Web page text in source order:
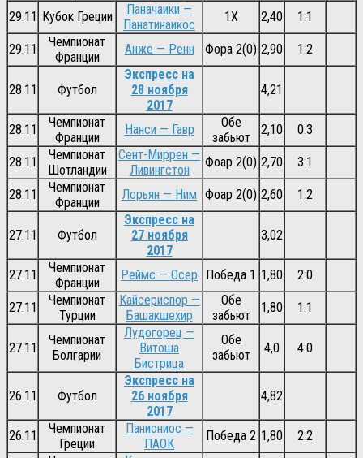
29.11 Кубок Греции
Паначаики —
Панатинаикос
1Х 2,40 1:1
29.11
Чемпионат
Франции
Анже — Ренн Фора 2(0) 2,90 1:2
28.11 Футбол
Экспресс на
28 ноября
2017
4,21
28.11
Чемпионат
Франции
Нанси — Гавр
Обе
забьют
2,10 0:3
28.11
Чемпионат
Шотландии
Сент-Миррен —
Ливингстон
Фоар 2(0) 2,70 3:1
28.11
Чемпионат
Франции
Лорьян — Ним Фоар 2(0) 2,60 1:2
27.11 Футбол
Экспресс на
27 ноября
2017
3,02
27.11
Чемпионат
Франции
Реймс — Осер Победа 1 1,80 2:0
27.11
Чемпионат
Турции
Кайсериспор —
Башакшехир
Обе
забьют
1,80 1:1
27.11
Чемпионат
Болгарии
Лудогорец —
Витоша
Бистрица
Обе
забьют
4,0 4:0
26.11 Футбол
Экспресс на
26 ноября
2017
4,82
26.11
Чемпионат
Греции
Паниониос —
ПАОК
Победа 2 1,80
2:2